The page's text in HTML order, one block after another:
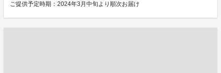
ご提供予定時期：2024年3月中旬より順次お届け